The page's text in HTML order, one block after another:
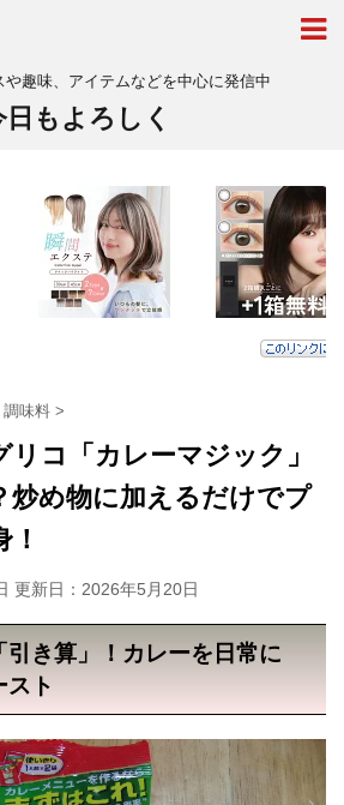
や趣味、アイテムなどを中心に発信中
日もよろしく
調味料 >
リコ「カレーマジック」
炒め物に加えるだけでプ
更新日： 2026年5月20日
引き算」！カレーを日常に
スト